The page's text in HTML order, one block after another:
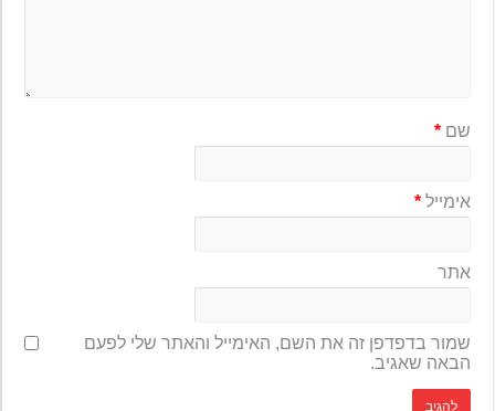
שם*
אימייל*
אתר
שמור בדפדפן זה את השם, האימייל והאתר שלי לפעם
הבאה שאגיב.